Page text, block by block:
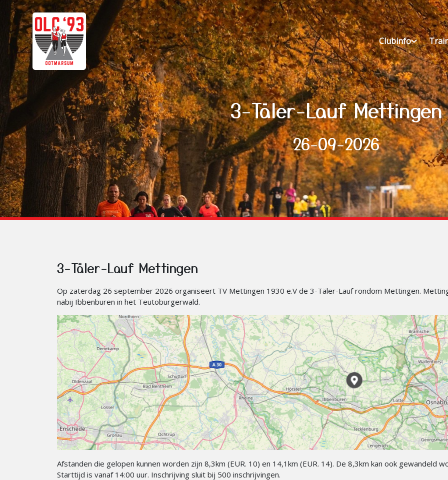
Clubinfo
3-Täler-Lauf Mettingen
26-09-2026
3-Täler-Lauf Mettingen
Op zaterdag 26 september 2026 organiseert TV Mettingen 1930 e.V de 3-Täler-Lauf rondom Mettingen.
nabij Ibbenburen in het Teutoburgerwald.
Afstanden die gelopen kunnen worden zijn 8,3km (EUR. 10) en 14,1km (EUR. 14). De 8,3km kan ook gewandeld
Starttijd is vanaf 14:00 uur. Inschrijving sluit bij 500 inschrijvingen.